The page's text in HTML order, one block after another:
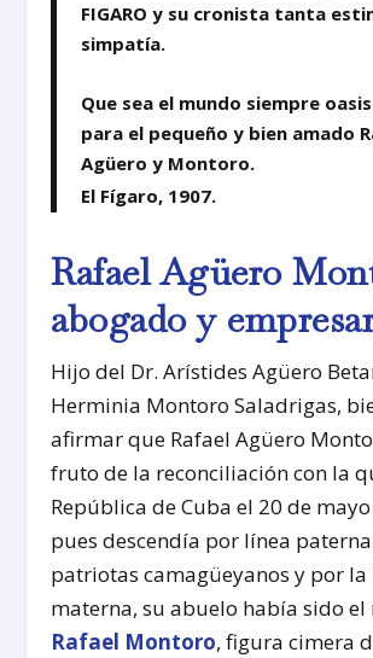
FIGARO y su cronista tanta
simpatía.
Que sea el mundo siempre
para el pequeño y bien amado
Agüero y Montoro.
El Fígaro, 1907.
Rafael Agüero
abogado y
Hijo del Dr. Arístides Agüero
Herminia Montoro Saladrigas,
afirmar que Rafael Agüero
fruto de la reconciliación con la
República de Cuba el 20 de
pues descendía por línea
patriotas camagüeyanos y por la
materna, su abuelo había sido
Rafael Montoro, figura cimera